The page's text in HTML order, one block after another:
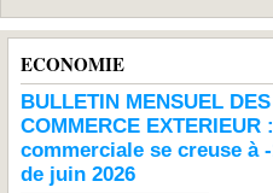
ECONOMIE
BULLETIN MENSUEL
COMMERCE
commerciale se creuse à
de juin 2026